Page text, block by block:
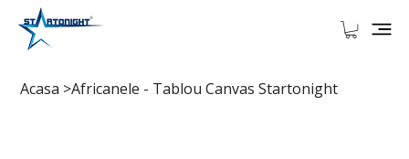
Acasa >Africanele - Tablou Canvas Startonight